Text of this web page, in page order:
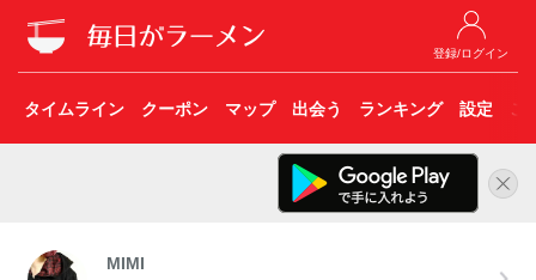
登録/ログイン
タイムライン クーポン マップ 出会う ランキング 設定 こ
MIMI